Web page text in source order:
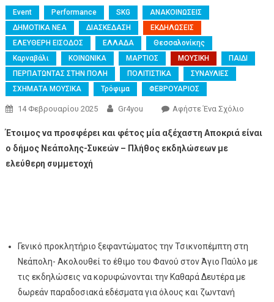
Event Performance SKG
ΑΝΑΚΟΙΝΩΣΕΙΣ
ΔΗΜΟΤΙΚΑ ΝΕΑ
ΔΙΑΣΚΕΔΑΣΗ
ΕΚΔΗΛΩΣΕΙΣ
ΕΛΕΥΘΕΡΗ ΕΙΣΟΔΟΣ
ΕΛΛΑΔΑ
Θεσσαλονίκης
Καρναβάλι
ΚΟΙΝΩΝΙΚΑ ΜΑΡΤΙΟΣ ΜΟΥΣΙΚΗ
ΠΑΙΔΙ
ΠΕΡΠΑΤΩΝΤΑΣ ΣΤΗΝ ΠΟΛΗ
ΠΟΛΙΤΙΣΤΙΚΑ
ΣΥΝΑΥΛΙΕΣ
ΣΧΗΜΑΤΑ ΜΟΥΣΙΚΑ
Τρόφιμα ΦΕΒΡΟΥΑΡΙΟΣ
14 Φεβρουαρίου 2025 Gr4you Αφήστε Ένα Σχόλιο
Έτοιμος να προσφέρει και φέτος μία αξέχαστη Αποκριά είναι
ο δήμος Νεάπολης-Συκεών – Πλήθος εκδηλώσεων με
ελεύθερη συμμετοχή
Γενικό προκλητήριο ξεφαντώματος την Τσικνοπέμπτη στη
Νεάπολη- Ακολουθεί το έθιμο του Φανού στον Άγιο Παύλο με
τις εκδηλώσεις να κορυφώνονται την Καθαρά Δευτέρα με
δωρεάν παραδοσιακά εδέσματα για όλους και ζωντανή